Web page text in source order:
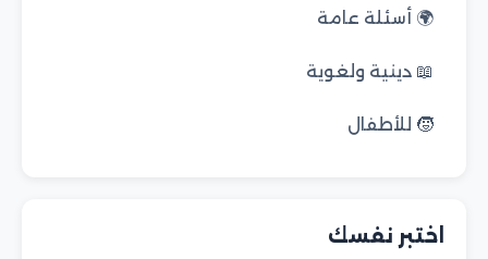
🌍 أسئلة عامة
📖 دينية ولغوية
🧒 للأطفال
اختبر نفسك